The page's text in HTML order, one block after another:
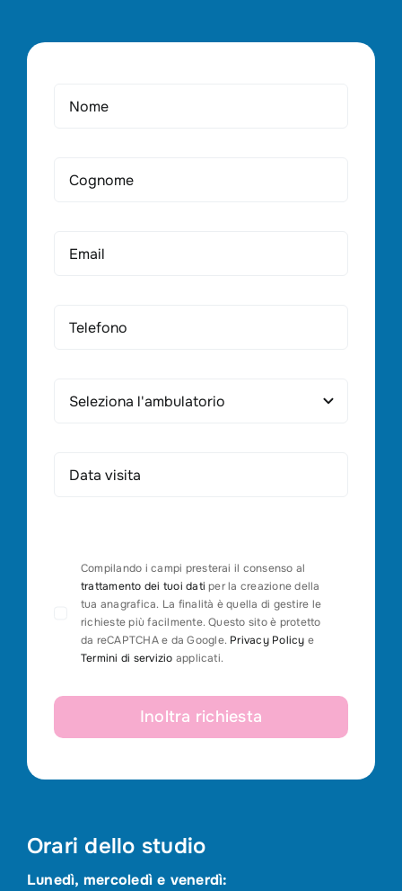
Orari dello studio
Lunedì, mercoledì e venerdì:
Compilando i campi presterai il consenso al
trattamento dei tuoi dati per la creazione della
tua anagrafica. La finalità è quella di gestire le
richieste più facilmente. Questo sito è protetto
da reCAPTCHA e da Google. Privacy Policy e
Termini di servizio applicati.
Inoltra richiesta